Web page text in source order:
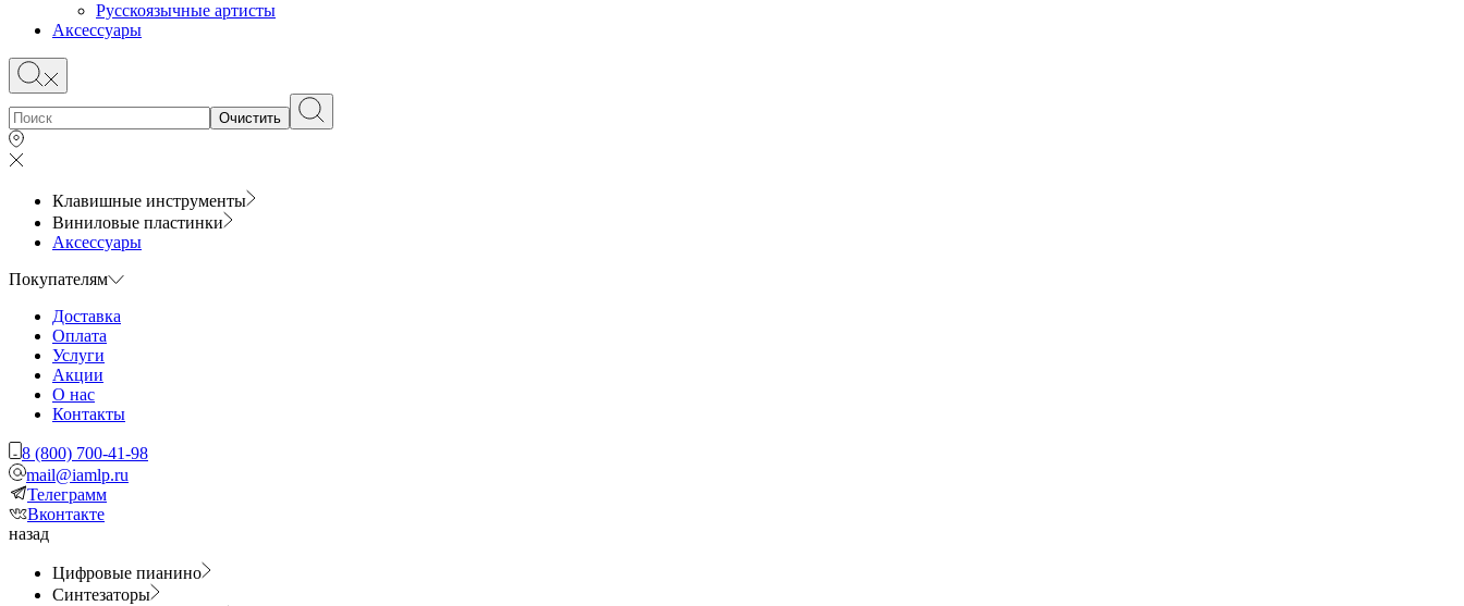
Русскоязычные артисты
Аксессуары
Очистить
Клавишные инструменты
Виниловые пластинки
Аксессуары
Покупателям
Доставка
Оплата
Услуги
Акции
О нас
Контакты
8 (800) 700-41-98
mail@iamlp.ru
Телеграмм
Вконтакте
назад
Цифровые пианино
Синтезаторы